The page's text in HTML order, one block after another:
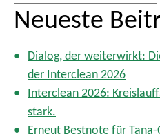
u
cNeueste
Dialog, der weiterwirkt:
der Interclean 2026
Interclean 2026:
stark.
Erneut Bestnote für